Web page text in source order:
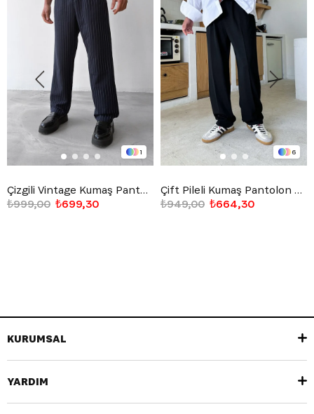
1
Çizgili Vintage Kumaş Pantolon Lacivert
₺699,30
₺999,00
6
Çift Pileli Kumaş Pantolon Siyah
₺664,30
₺949,00
KURUMSAL
YARDIM